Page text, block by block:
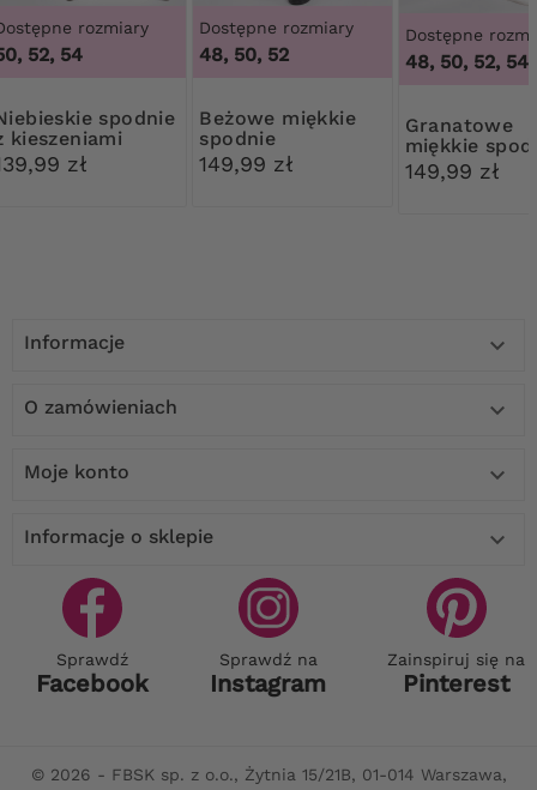
rozmiary
52, 54
kieszeniami
zł
Dostępne rozmiary
48, 50, 52
Beżowe miękkie
spodnie
149,99 zł
Dostępne
48, 50, 52, 54
Granatowe
miękkie
149,99 zł
Informacje 
O zamówieniach 
Moje konto 
Informacje o sklepie 
Sprawdź
Facebook
Sprawdź na
Instagram
Zainspiruj się na
Pinterest
© 2026 - FBSK sp. z o.o., Żytnia 15/21B, 01-014 Warszawa,